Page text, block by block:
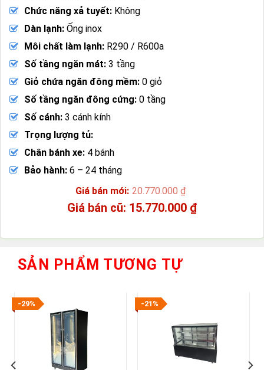
Chức năng xả tuyết: Không
Dàn lạnh: Ống inox
Môi chất làm lạnh: R290 / R600a
Số tầng ngăn mát: 3 tầng
Giỏ chứa ngăn đông mềm: 0 giỏ
Số tầng ngăn đông cứng: 0 tầng
Số cánh: 3 cánh kính
Trọng lượng tủ:
Chân bánh xe: 4 bánh
Bảo hành: 6 – 24 tháng
20.770.000₫
Giá
20.770.000 ₫.
15.770.000 ₫
tại
là:
15.770.000 ₫.
SẢN PHẨM TƯƠNG TỰ
-29% -21%